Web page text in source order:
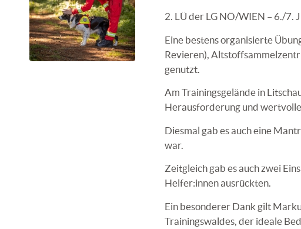
2. LÜ der LG NÖ/WIEN – 6./7.
Eine bestens organisierte
Revieren),
genutzt.
Am Trainingsgelände in
Herausforderung und
Diesmal gab es auch eine
war.
Zeitgleich gab es auch zwei
Helfer:innen ausrückten.
Ein besonderer Dank gilt
Trainingswaldes, der ideale